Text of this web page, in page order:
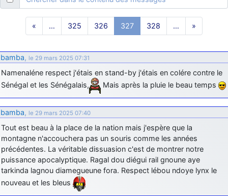
ouakamois: Bonjourà toutes et à tous.en espérantque ces
quelques images du Pays Basque vous auront plu ; Agur…
d9pouces
fox_50: Bonjour, certains parmis vous étaient-ils présent au
meeting de Lann Bihoué de 2026 ?
cachée dans les pins: Coucou et excellente année 2026 à tous et
au site!
jericho : Bonne année et tous mes meilleurs voeux à tous pour
2026 !
little boy: je vous souhaite un bon réveillon pour cette nouvelle
année!
jericho
: Merci D9pouces, à mon tour de souhaiter un Joyeux Noël
et de bonnes fêtes de fin d'année.
: Joyeux Noël à tous !
« … 325 326 327 328 … »
bamba, le 29 mars 2025 07:31
Namenaléne respect j'étais en stand-by j'étais en colére contre le
Sénégal et les Sénégalais,
Mais après la pluie le beau temps
bamba, le 29 mars 2025 07:40
Tout est beau à la place de la nation mais j'espère que la
montagne n'accouchera pas un souris comme les années
précédentes. La véritable dissuasion c'est de montrer notre
puissance apocalyptique. Ragal dou diégui rail gnoune aye
tarkinda lagnou diamegueune fora. Respect lébou ndoye lynx le
nouveau et les bleus